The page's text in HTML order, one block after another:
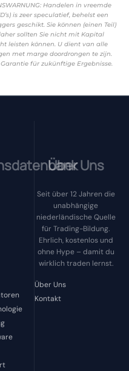
Handelen in vreemde
is zeer speculatief, behelst een
geschikt. Sie können (einen Teil)
sollten Sie nicht mit Kapital
leisten können. U dient van alle
met marge doordrongen te zijn.
für zukünftige Ergebnisse.
Über Uns
Seit über 12 Jahren die
unabhängige
niederländische Quelle
für Trading-Bildung.
Ehrlich, kostenlos und
ohne Hype – damit du
wirklich traden lernst.
Über Uns
Kontakt